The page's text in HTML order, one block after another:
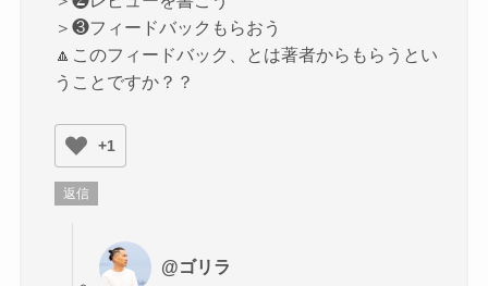
＞❸フィードバックもらおう
🔼このフィードバック、とは著者からもらうとい
うことですか？？
+1
返信
@ゴリラ